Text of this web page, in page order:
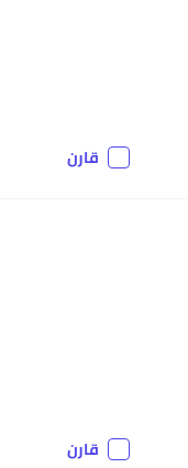
قارن
قارن